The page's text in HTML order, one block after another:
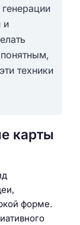
и
техники
карты
форме.